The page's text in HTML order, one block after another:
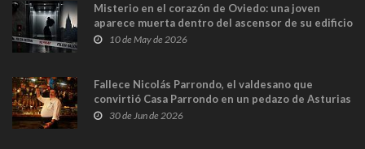
Misterio en el corazón de Oviedo: una joven
aparece muerta dentro del ascensor de su edificio
y las cámaras captan sus últimos minutos
10 de May de 2026
Fallece Nicolás Parrondo, el valdesano que
convirtió Casa Parrondo en un pedazo de Asturias
en Madrid
30 de Jun de 2026